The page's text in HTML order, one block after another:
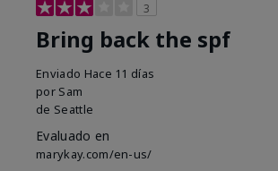
3
Bring back the spf
Enviado Hace 11 días
por Sam
de Seattle
Evaluado en
marykay.com/en-us/